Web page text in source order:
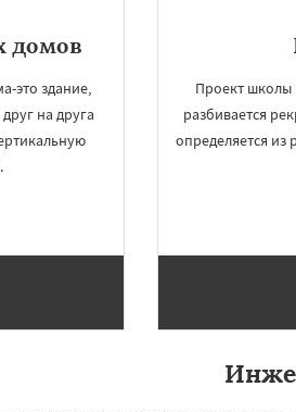
домов
это здание,
на друга
Проект школы
разбивается
определяется из